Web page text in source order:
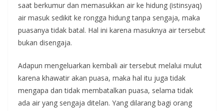
saat berkumur dan memasukkan air ke hidung (istinsyaq)
air masuk sedikit ke rongga hidung tanpa sengaja, maka
puasanya tidak batal. Hal ini karena masuknya air tersebut
bukan disengaja.
Adapun mengeluarkan kembali air tersebut melalui mulut
karena khawatir akan puasa, maka hal itu juga tidak
mengapa dan tidak membatalkan puasa, selama tidak
ada air yang sengaja ditelan. Yang dilarang bagi orang